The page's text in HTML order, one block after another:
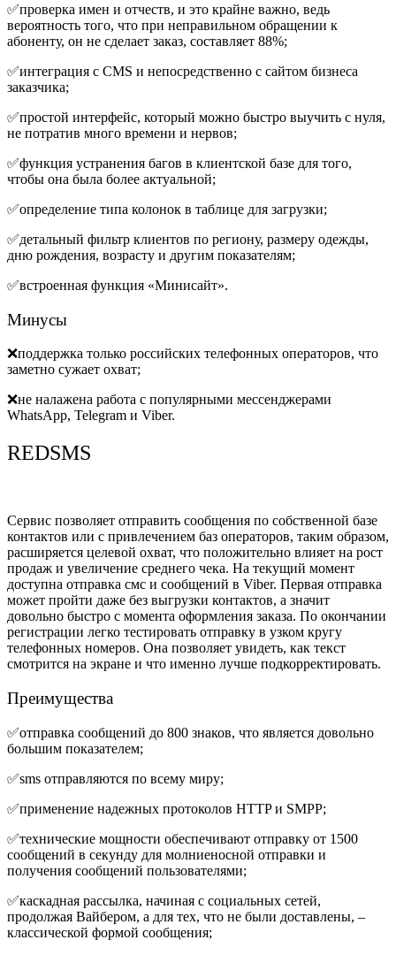
✅проверка имен и отчеств, и это крайне важно, ведь
вероятность того, что при неправильном обращении к
абоненту, он не сделает заказ, составляет 88%;
✅интеграция с CMS и непосредственно с сайтом бизнеса
заказчика;
✅простой интерфейс, который можно быстро выучить с нуля,
не потратив много времени и нервов;
✅функция устранения багов в клиентской базе для того,
чтобы она была более актуальной;
✅определение типа колонок в таблице для загрузки;
✅детальный фильтр клиентов по региону, размеру одежды,
дню рождения, возрасту и другим показателям;
✅встроенная функция «Минисайт».
Минусы
❌поддержка только российских телефонных операторов, что
заметно сужает охват;
❌не налажена работа с популярными мессенджерами
WhatsApp, Telegram и Viber.
REDSMS
Сервис позволяет отправить сообщения по собственной базе
контактов или с привлечением баз операторов, таким образом,
расширяется целевой охват, что положительно влияет на рост
продаж и увеличение среднего чека. На текущий момент
доступна отправка смс и сообщений в Viber. Первая отправка
может пройти даже без выгрузки контактов, а значит
довольно быстро с момента оформления заказа. По окончании
регистрации легко тестировать отправку в узком кругу
телефонных номеров. Она позволяет увидеть, как текст
смотрится на экране и что именно лучше подкорректировать.
Преимущества
✅отправка сообщений до 800 знаков, что является довольно
большим показателем;
✅sms отправляются по всему миру;
✅применение надежных протоколов HTTP и SMPP;
✅технические мощности обеспечивают отправку от 1500
сообщений в секунду для молниеносной отправки и
получения сообщений пользователями;
✅каскадная рассылка, начиная с социальных сетей,
продолжая Вайбером, а для тех, что не были доставлены, –
классической формой сообщения;